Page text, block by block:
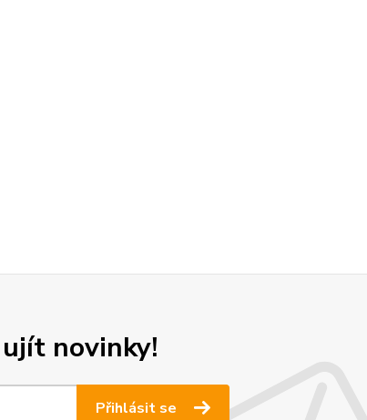
novinky!
Přihlásit se